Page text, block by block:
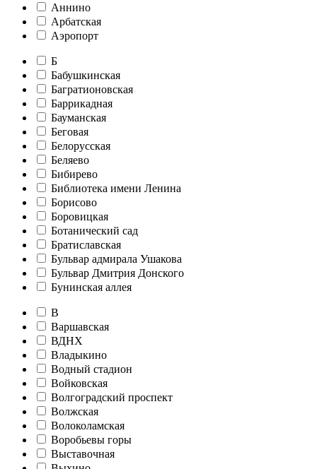
Аннино
Арбатская
Аэропорт
Б
Бабушкинская
Багратионовская
Баррикадная
Бауманская
Беговая
Белорусская
Беляево
Бибирево
Библиотека имени Ленина
Борисово
Боровицкая
Ботанический сад
Братиславская
Бульвар адмирала Ушакова
Бульвар Дмитрия Донского
Бунинская аллея
В
Варшавская
ВДНХ
Владыкино
Водный стадион
Войковская
Волгоградский проспект
Волжская
Волоколамская
Воробьевы горы
Выставочная